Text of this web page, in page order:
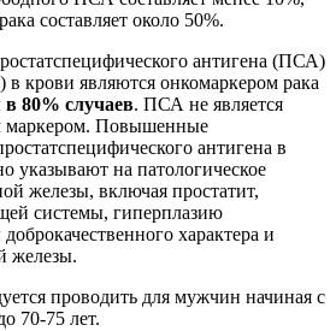
составляет около 50%.
антигена (ПСА)
крови являются онкомаркером рака
в 80% случаев. ПСА не является
маркером. Повышенные
антигена в
указывают на патологическое
железы, включая простатит,
системы, гиперплазию
характера и
железы.
проводить для мужчин начиная с
70-75 лет.